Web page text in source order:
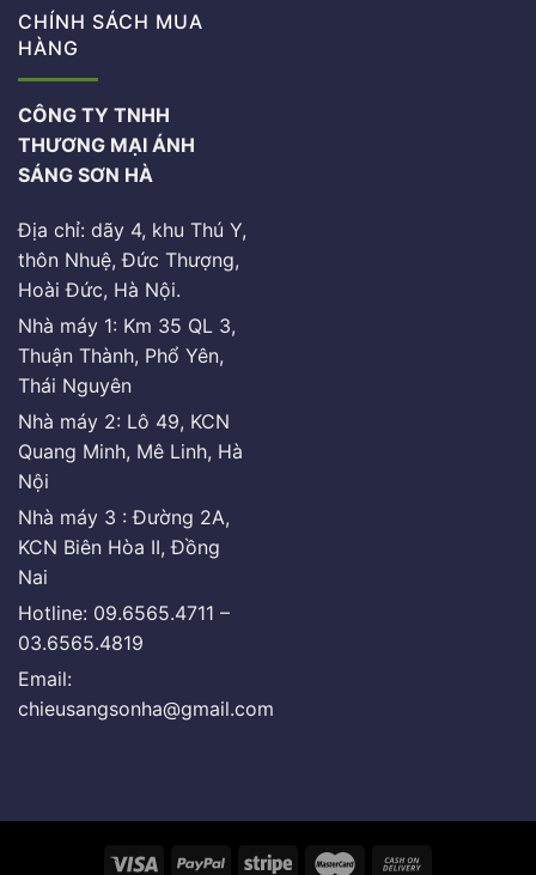
CHÍNH SÁCH MUA
HÀNG
CÔNG TY TNHH
THƯƠNG MẠI ÁNH
SÁNG SƠN HÀ
Địa chỉ: dãy 4, khu Thú Y,
thôn Nhuệ, Đức Thượng,
Hoài Đức, Hà Nội.
Nhà máy 1: Km 35 QL 3,
Thuận Thành, Phổ Yên,
Thái Nguyên
Nhà máy 2: Lô 49, KCN
Quang Minh, Mê Linh, Hà
Nội
Nhà máy 3 : Đường 2A,
KCN Biên Hòa II, Đồng
Nai
Hotline: 09.6565.4711 –
03.6565.4819
Email:
chieusangsonha@gmail.com